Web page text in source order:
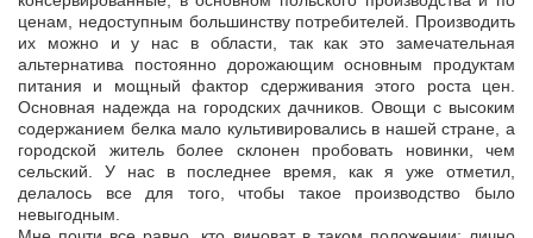
ценам, недоступным большинству потребителей. Производить
их можно и у нас в области, так как это замечательная
альтернатива постоянно дорожающим основным продуктам
питания и мощный фактор сдерживания этого роста цен.
Основная надежда на городских дачников. Овощи с высоким
содержанием белка мало культивировались в нашей стране, а
городской житель более склонен пробовать новинки, чем
сельский. У нас в последнее время, как я уже отметил,
делалось все для того, чтобы такое производство было
невыгодным.